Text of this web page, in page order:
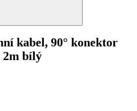
kabel, 90° konektor
2m bílý